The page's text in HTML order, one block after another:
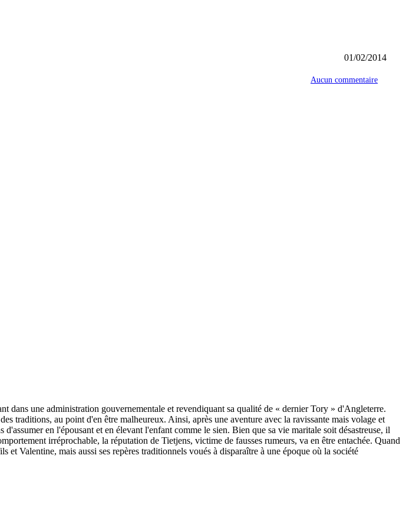
01/02/2014
Aucun commentaire
une administration gouvernementale et revendiquant sa qualité de « dernier Tory » d'Angleterre.
traditions, au point d'en être malheureux. Ainsi, après une aventure avec la ravissante mais volage et
en l'épousant et en élevant l'enfant comme le sien. Bien que sa vie maritale soit désastreuse, il
irréprochable, la réputation de Tietjens, victime de fausses rumeurs, va en être entachée. Quand
Valentine, mais aussi ses repères traditionnels voués à disparaître à une époque où la société